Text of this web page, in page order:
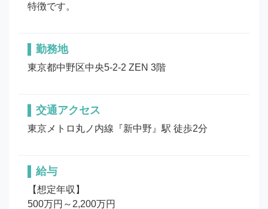
特徴です。
勤務地
東京都中野区中央5-2-2 ZEN 3階
交通アクセス
東京メトロ丸ノ内線『新中野』駅 徒歩2分
給与
【想定年収】
500万円～2,200万円